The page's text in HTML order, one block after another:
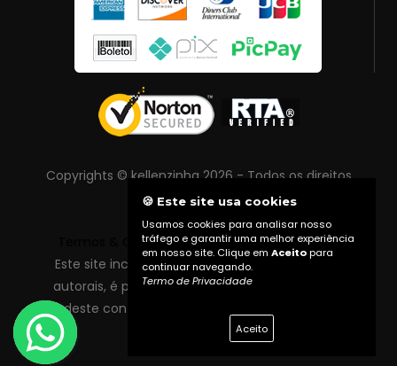
Copyrights © kellenzinha 2026 - Todos os direitos
reservados
Termos & Condições |Política de Privacidade
Este site inclui conteúdo protegido por direitos
autorais, é proibida reprodução total ou parcial
deste conteúdo sem autorização prévia do
proprietário do site.
🍪 Este site usa cookies
Usamos cookies para analisar nosso
tráfego e garantir uma melhor experiência
em nosso site. Clique em Aceitopara
continuar navegando.
Termo de Privacidade
Aceito